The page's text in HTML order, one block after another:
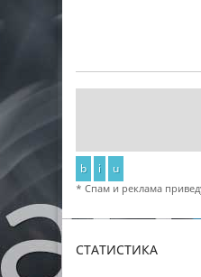
b i u
* Спам и реклама
СТАТИСТИКА